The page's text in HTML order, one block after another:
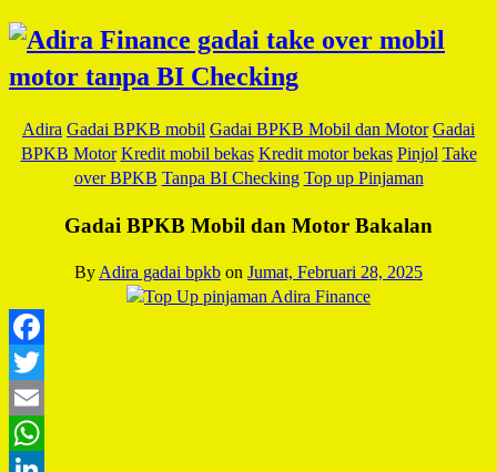
Adira Gadai BPKB mobil Gadai BPKB Mobil dan Motor Gadai
BPKB Motor Kredit mobil bekas Kredit motor bekas Pinjol Take
over BPKB Tanpa BI Checking Top up Pinjaman
Gadai BPKB Mobil dan Motor Bakalan
By Adira gadai bpkb on Jumat, Februari 28, 2025